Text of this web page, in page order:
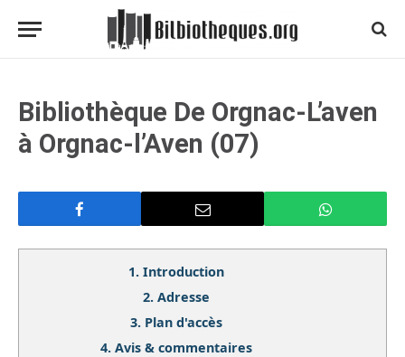
Bibliothèque De Orgnac-L’aven
à Orgnac-l’Aven (07)
1. Introduction
2. Adresse
3. Plan d'accès
4. Avis & commentaires